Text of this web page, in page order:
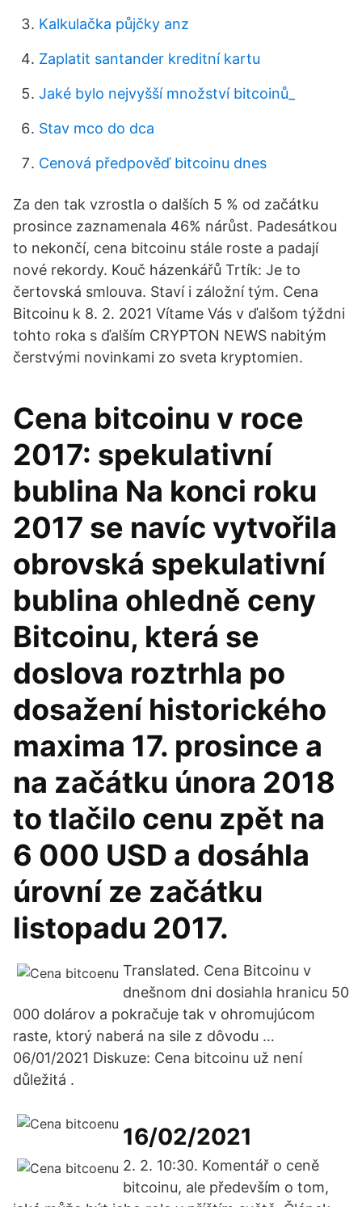
Kalkulačka půjčky anz
Zaplatit santander kreditní kartu
Jaké bylo nejvyšší množství bitcoinů_
Stav mco do dca
Cenová předpověď bitcoinu dnes
Za den tak vzrostla o dalších 5 % od začátku
prosince zaznamenala 46% nárůst. Padesátkou
to nekončí, cena bitcoinu stále roste a padají
nové rekordy. Kouč házenkářů Trtík: Je to
čertovská smlouva. Staví i záložní tým. Cena
Bitcoinu k 8. 2. 2021 Vítame Vás v ďalšom týždni
tohto roka s ďalším CRYPTON NEWS nabitým
čerstvými novinkami zo sveta kryptomien.
Cena bitcoinu v roce
2017: spekulativní
bublina Na konci roku
2017 se navíc vytvořila
obrovská spekulativní
bublina ohledně ceny
Bitcoinu, která se
doslova roztrhla po
dosažení historického
maxima 17. prosince a
na začátku února 2018
to tlačilo cenu zpět na
6 000 USD a dosáhla
úrovní ze začátku
listopadu 2017.
Translated. Cena Bitcoinu v
dnešnom dni dosiahla hranicu 50
000 dolárov a pokračuje tak v ohromujúcom
raste, ktorý naberá na sile z dôvodu …
06/01/2021 Diskuze: Cena bitcoinu už není
důležitá .
16/02/2021
2. 2. 10:30. Komentář o ceně
bitcoinu, ale především o tom,